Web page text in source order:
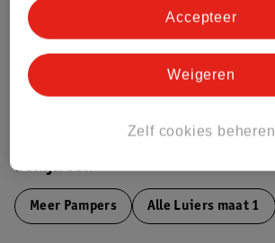
Impact Score.
Meer informatie
Bestel & Bezorginformatie
Bekijk ook
Meer Pampers Alle Luiers maat 1
Zelf cookies beheren
Weigeren
Accepteer